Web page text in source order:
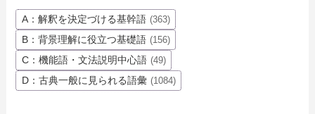
A：解釈を決定づける基幹語 (363)
B：背景理解に役立つ基礎語 (156)
C：機能語・文法説明中心語 (49)
D：古典一般に見られる語彙 (1084)